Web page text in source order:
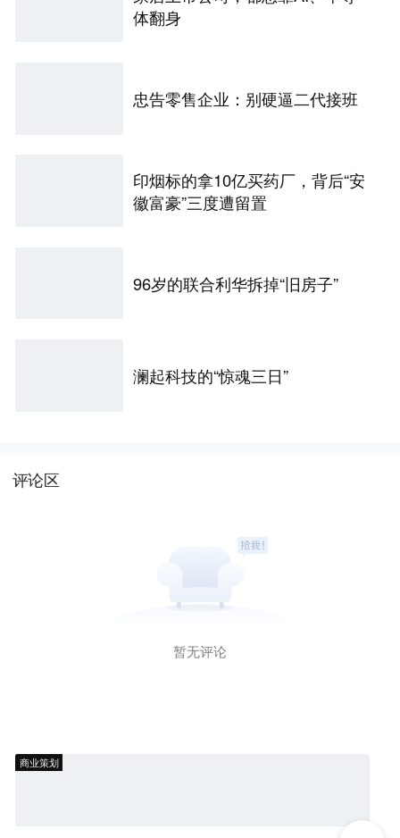
体翻身
忠告零售企业：别硬逼二代接班
印烟标的拿10亿买药厂，背后“安
徽富豪”三度遭留置
96岁的联合利华拆掉“旧房子”
澜起科技的“惊魂三日”
评论区
暂无评论
商业策划